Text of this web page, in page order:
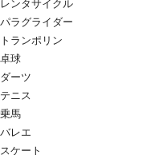
レンタサイクル
パラグライダー
トランポリン
卓球
ダーツ
テニス
乗馬
バレエ
スケート